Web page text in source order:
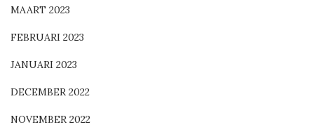
MAART 2023
FEBRUARI 2023
JANUARI 2023
DECEMBER 2022
NOVEMBER 2022